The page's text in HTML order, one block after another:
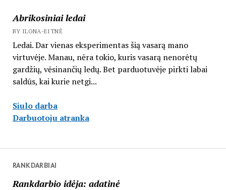
Abrikosiniai ledai
BY ILONA-EITNĖ
Ledai. Dar vienas eksperimentas šią vasarą mano
virtuvėje. Manau, nėra tokio, kuris vasarą nenorėtų
gardžių, vėsinančių ledų. Bet parduotuvėje pirkti labai
saldūs, kai kurie netgi...
Siulo darba
Darbuotoju atranka
RANKDARBIAI
Rankdarbio idėja: adatinė